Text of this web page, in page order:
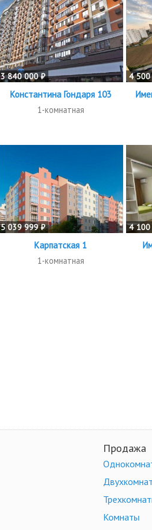
3 840 000 ₽
Константина Гондаря 103
1-комнатная
4
5 039 999 ₽
Карпатская 1
1-комнатная
4
Продажа
Комнаты